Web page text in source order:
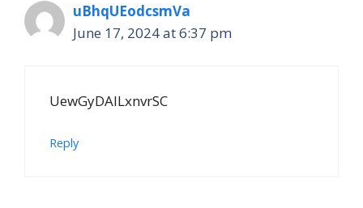
uBhqUEodcsmVa
June 17, 2024 at 6:37 pm
UewGyDAILxnvrSC
Reply